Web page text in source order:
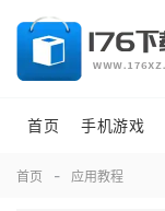
首页 手机游戏
首页 应用教程